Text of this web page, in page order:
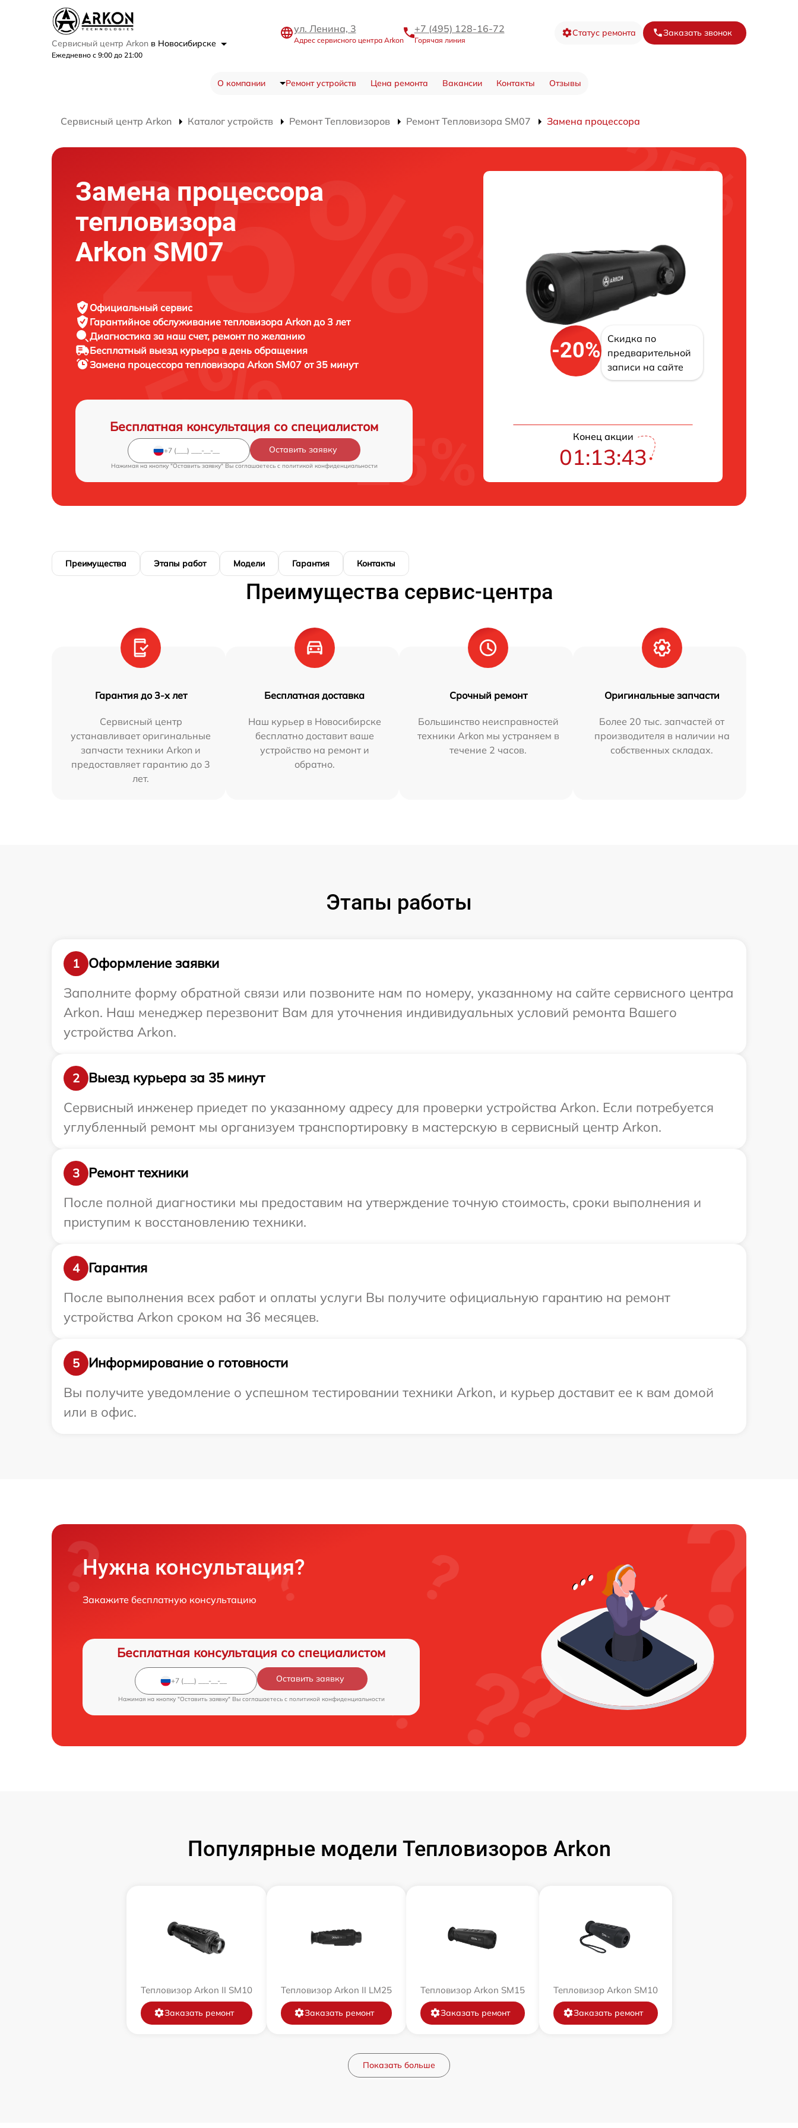
Сервисный центр Arkon в Новосибирске
Ежедневно с 9:00 до 21:00
ул. Ленина, 3
Адрес сервисного центра Arkon
+7 (495) 128-16-72
Горячая линия
Статус ремонта Заказать звонок
О компании Ремонт устройств Цена ремонта Вакансии Контакты Отзывы
Сервисный центр Arkon Каталог устройств Ремонт Тепловизоров Ремонт Тепловизора SM07 Замена процессора
Замена процессора
тепловизора
Arkon SM07
Официальный сервис
Гарантийное обслуживание тепловизора Arkon до 3 лет
Диагностика за наш счет, ремонт по желанию
Бесплатный выезд курьера в день обращения
Замена процессора тепловизора Arkon SM07 от 35 минут
Бесплатная консультация со специалистом
Оставить заявку
Нажимая на кнопку "Оставить заявку" Вы соглашаетесь c политикой конфиденциальности
-20%
Скидка по
предварительной
записи на сайте
Конец акции
01:13:42
Преимущества Этапы работ Модели Гарантия Контакты
Преимущества сервис-центра
Гарантия до 3-х лет
Сервисный центр
устанавливает оригинальные
запчасти техники Arkon и
предоставляет гарантию до 3
лет.
Бесплатная доставка
Наш курьер в Новосибирске
бесплатно доставит ваше
устройство на ремонт и
обратно.
Срочный ремонт
Большинство неисправностей
техники Arkon мы устраняем в
течение 2 часов.
Оригинальные запчасти
Более 20 тыс. запчастей от
производителя в наличии на
собственных складах.
Этапы работы
1
Оформление заявки
Заполните форму обратной связи или позвоните нам по номеру, указанному на сайте сервисного центра
Arkon. Наш менеджер перезвонит Вам для уточнения индивидуальных условий ремонта Вашего
устройства Arkon.
2
Выезд курьера за 35 минут
Сервисный инженер приедет по указанному адресу для проверки устройства Arkon. Если потребуется
углубленный ремонт мы организуем транспортировку в мастерскую в сервисный центр Arkon.
3
Ремонт техники
После полной диагностики мы предоставим на утверждение точную стоимость, сроки выполнения и
приступим к восстановлению техники.
4
Гарантия
После выполнения всех работ и оплаты услуги Вы получите официальную гарантию на ремонт
устройства Arkon сроком на 36 месяцев.
5
Информирование о готовности
Вы получите уведомление о успешном тестировании техники Arkon, и курьер доставит ее к вам домой
или в офис.
Нужна консультация?
Закажите бесплатную консультацию
Бесплатная консультация со специалистом
Оставить заявку
Нажимая на кнопку "Оставить заявку" Вы соглашаетесь c политикой конфиденциальности
Популярные модели Тепловизоров Arkon
Тепловизор Arkon II SM10
Заказать ремонт
Тепловизор Arkon II LM25
Заказать ремонт
Тепловизор Arkon SM15
Заказать ремонт
Тепловизор Arkon SM10
Заказать ремонт
Показать больше